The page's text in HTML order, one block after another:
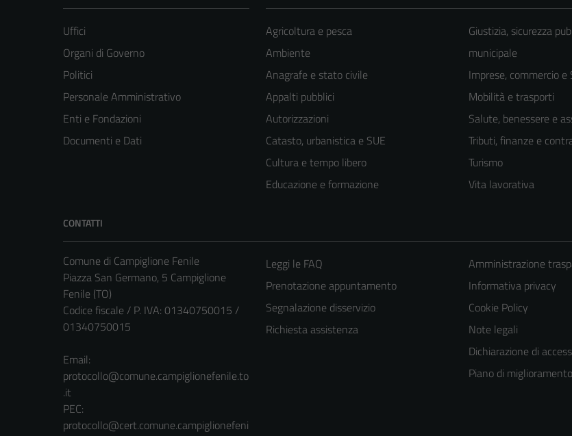
Uffici
Organi di Governo
Politici
Personale Amministrativo
Enti e Fondazioni
Documenti e Dati
Agricoltura e pesca
Ambiente
Anagrafe e stato civile
Appalti pubblici
Autorizzazioni
Catasto, urbanistica e SUE
Cultura e tempo libero
Educazione e formazione
Giustizia, sicurezza
municipale
Imprese, commercio e
Mobilità e trasporti
Salute, benessere e
Tributi, finanze e
Turismo
Vita lavorativa
CONTATTI
Comune di Campiglione Fenile
Piazza San Germano, 5 Campiglione
Fenile (TO)
Codice fiscale / P. IVA: 01340750015 /
01340750015
Email:
protocollo@comune.campiglionefenile.to
.it
PEC:
protocollo@cert.comune.campiglionefeni
Leggi le FAQ
Prenotazione appuntamento
Segnalazione disservizio
Richiesta assistenza
Amministrazione
Informativa privacy
Cookie Policy
Note legali
Dichiarazione di
Piano di
Tecnici
Questi cookie